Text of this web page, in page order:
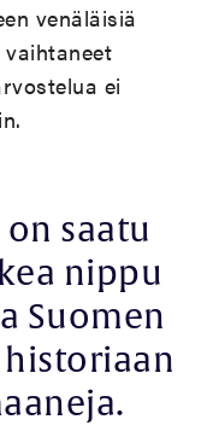
venäläisiä
ei
saatu
nippu
Suomen